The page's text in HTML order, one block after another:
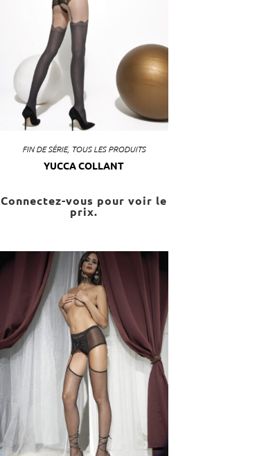
FIN DE SÉRIE, TOUS LES PRODUITS
YUCCA COLLANT
Connectez-vous pour voir le
prix.